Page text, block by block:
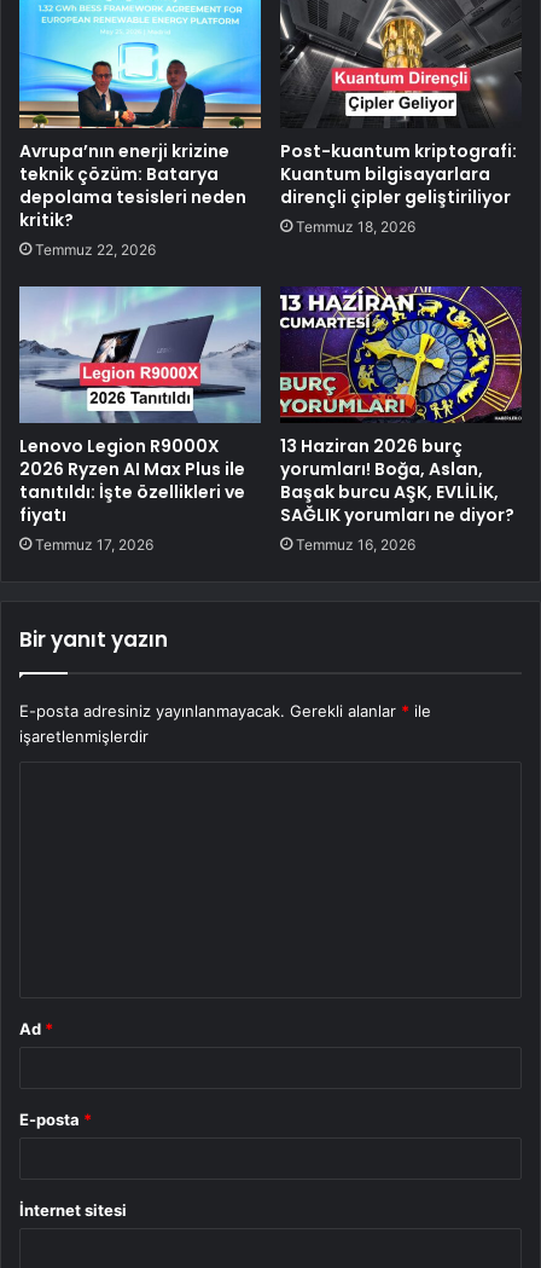
Avrupa’nın enerji krizine
teknik çözüm: Batarya
depolama tesisleri neden
kritik?
Temmuz 22, 2026
Post-kuantum kriptografi:
Kuantum bilgisayarlara
dirençli çipler geliştiriliyor
Temmuz 18, 2026
Lenovo Legion R9000X
2026 Ryzen AI Max Plus ile
tanıtıldı: İşte özellikleri ve
fiyatı
Temmuz 17, 2026
13 Haziran 2026 burç
yorumları! Boğa, Aslan,
Başak burcu AŞK, EVLİLİK,
SAĞLIK yorumları ne diyor?
Temmuz 16, 2026
Bir yanıt yazın
E-posta adresiniz yayınlanmayacak. Gerekli alanlar * ile
işaretlenmişlerdir
Ad *
E-posta *
İnternet sitesi